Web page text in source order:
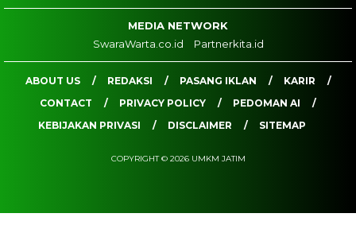
MEDIA NETWORK
SwaraWarta.co.id
Partnerkita.id
ABOUT US REDAKSI PASANG IKLAN
KARIR
CONTACT
PRIVACY POLICY
PEDOMAN AI
KEBIJAKAN PRIVASI
DISCLAIMER SITEMAP
COPYRIGHT © 2026 UMKM JATIM